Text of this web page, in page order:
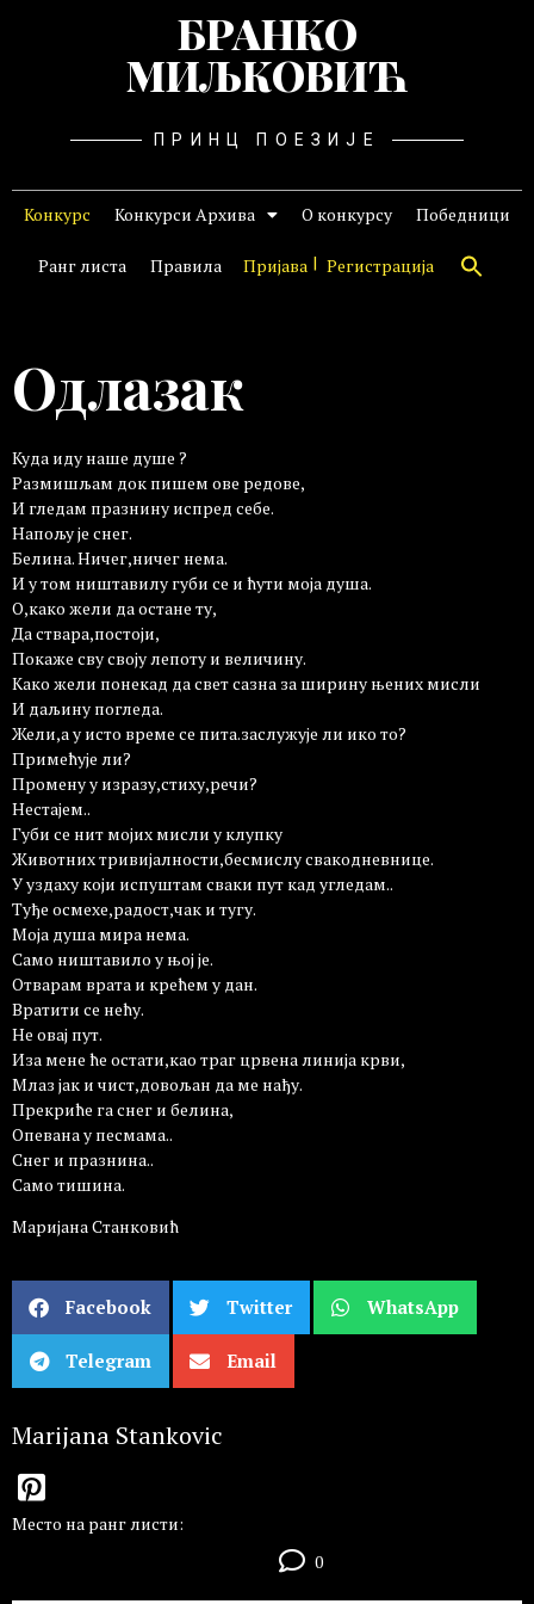
БРАНКО
МИЉКОВИЋ
ПРИНЦ ПОЕЗИЈЕ
Конкурс Конкурси Архива О конкурсу Победници
Ранг листа Правила Пријава Регистрација
Одлазак
Куда иду наше душе ?
Размишљам док пишем ове редове,
И гледам празнину испред себе.
Напољу је снег.
Белина. Ничег,ничег нема.
И у том ништавилу губи се и ћути моја душа.
О,како жели да остане ту,
Да ствара,постоји,
Покаже сву своју лепоту и величину.
Како жели понекад да свет сазна за ширину њених мисли
И даљину погледа.
Жели,а у исто време се пита.заслужује ли ико то?
Примећује ли?
Промену у изразу,стиху,речи?
Нестајем..
Губи се нит мојих мисли у клупку
Животних тривијалности,бесмислу свакодневнице.
У уздаху који испуштам сваки пут кад угледам..
Туђе осмехе,радост,чак и тугу.
Моја душа мира нема.
Само ништавило у њој је.
Отварам врата и крећем у дан.
Вратити се нећу.
Не овај пут.
Иза мене ће остати,као траг црвена линија крви,
Млаз јак и чист,довољан да ме нађу.
Прекриће га снег и белина,
Опевана у песмама..
Снег и празнина..
Само тишина.
Маријана Станковић
Facebook Twitter WhatsApp
Telegram Email
Marijana Stankovic
Место на ранг листи:
0